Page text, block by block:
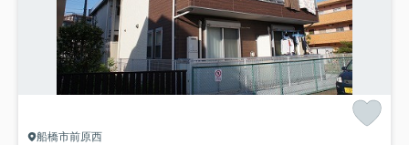
船橋市前原西